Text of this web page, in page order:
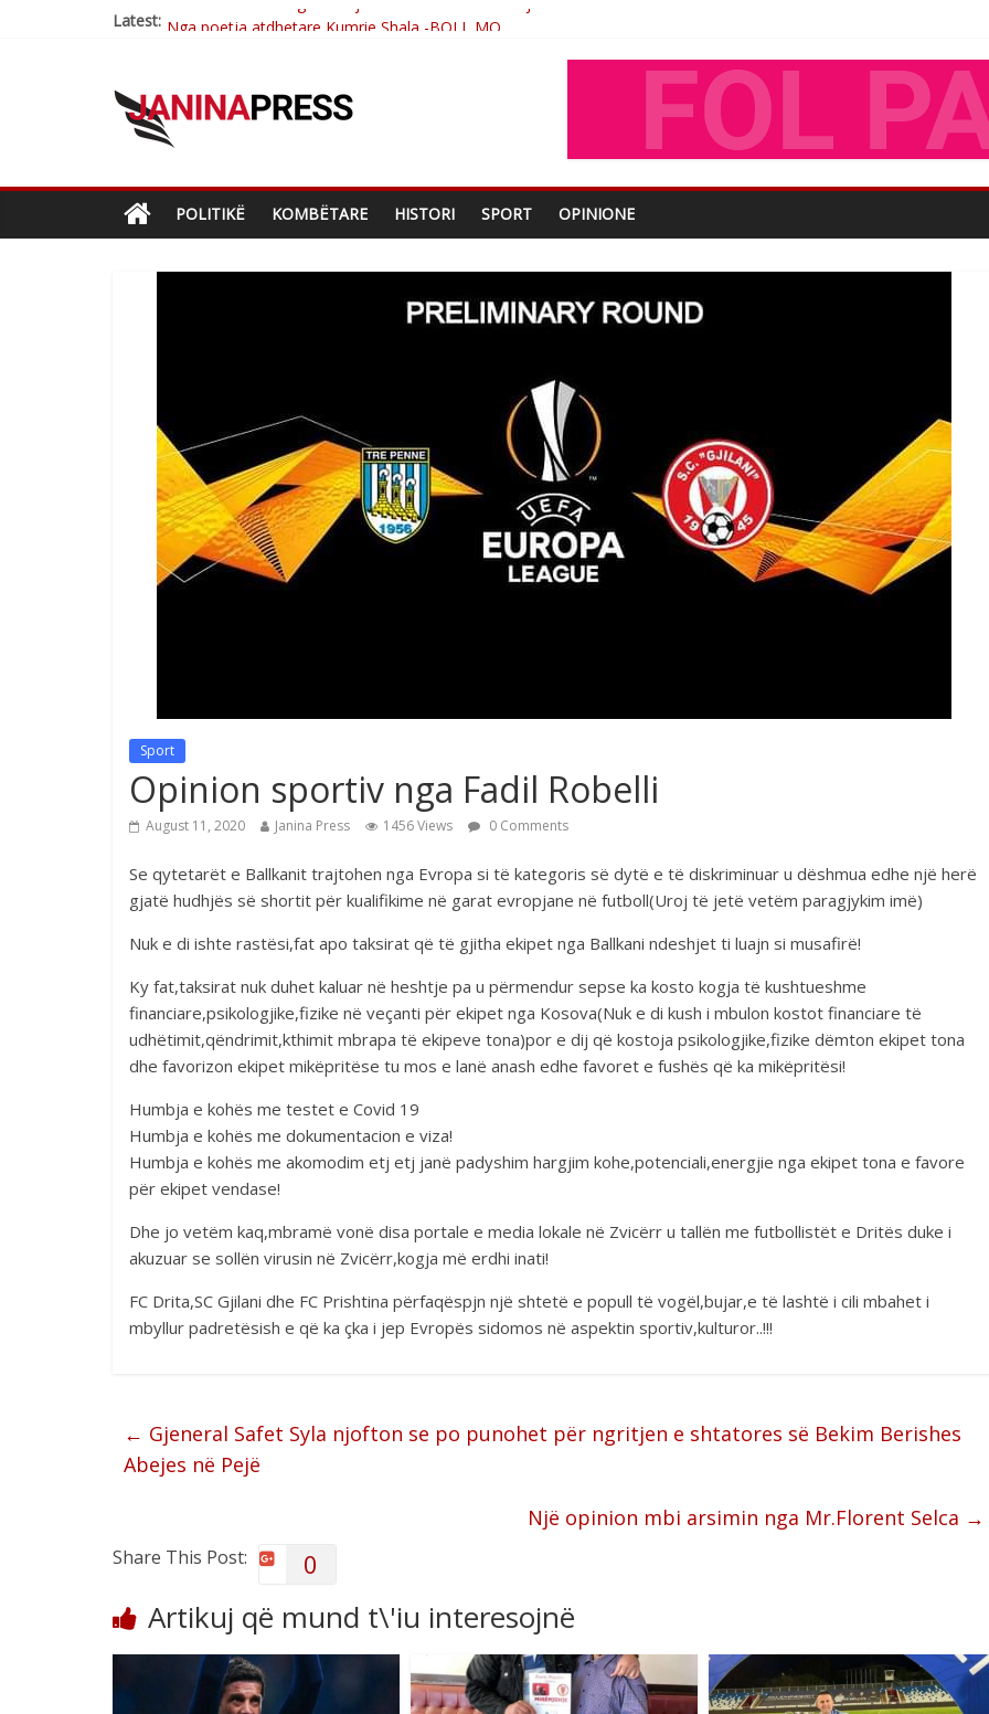
Latest: Nga poetja atdhetare Kumrie Shala -BOLL MO
Çlirimtari Mentor Mushkolaj nderohet me mirenjohje nga Xhevdet Qeriqi Dega e invalidëve në Fushë Kosovë
Postim me vlera nga artistja e mirëfilltë Mimoza Gjoni
POLITIKË KOMBËTARE HISTORI SPORT OPINIONE
Sport
Opinion sportiv nga Fadil Robelli
August 11, 2020 Janina Press 1456 Views 0 Comments
Se qytetarët e Ballkanit trajtohen nga Evropa si të kategoris së dytë e të diskriminuar u dëshmua edhe një herë
gjatë hudhjës së shortit për kualifikime në garat evropjane në futboll(Uroj të jetë vetëm paragjykim imë)
Nuk e di ishte rastësi,fat apo taksirat që të gjitha ekipet nga Ballkani ndeshjet ti luajn si musafirë!
Ky fat,taksirat nuk duhet kaluar në heshtje pa u përmendur sepse ka kosto kogja të kushtueshme
financiare,psikologjike,fizike në veçanti për ekipet nga Kosova(Nuk e di kush i mbulon kostot financiare të
udhëtimit,qëndrimit,kthimit mbrapa të ekipeve tona)por e dij që kostoja psikologjike,fizike dëmton ekipet tona
dhe favorizon ekipet mikëpritëse tu mos e lanë anash edhe favoret e fushës që ka mikëpritësi!
Humbja e kohës me testet e Covid 19
Humbja e kohës me dokumentacion e viza!
Humbja e kohës me akomodim etj etj janë padyshim hargjim kohe,potenciali,energjie nga ekipet tona e favore
për ekipet vendase!
Dhe jo vetëm kaq,mbramë vonë disa portale e media lokale në Zvicërr u tallën me futbollistët e Dritës duke i
akuzuar se sollën virusin në Zvicërr,kogja më erdhi inati!
FC Drita,SC Gjilani dhe FC Prishtina përfaqëspjn një shtetë e popull të vogël,bujar,e të lashtë i cili mbahet i
mbyllur padretësish e që ka çka i jep Evropës sidomos në aspektin sportiv,kulturor..!!!
← Gjeneral Safet Syla njofton se po punohet për ngritjen e shtatores së Bekim Berishes
Abejes në Pejë
Një opinion mbi arsimin nga Mr.Florent Selca →
Share This Post: 0
Artikuj që mund t\'iu interesojnë